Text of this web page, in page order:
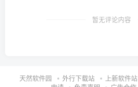
暂无评论内容
天然软件园 外行下载站 上新软件站